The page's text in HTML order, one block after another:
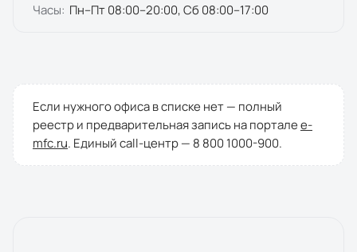
Часы: Пн–Пт 08:00–20:00, Сб 08:00–17:00
Если нужного офиса в списке нет — полный
реестр и предварительная запись на порталеe-
mfc.ru. Единый call-центр — 8 800 1000-900.